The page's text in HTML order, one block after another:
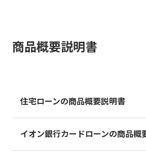
商品概要説明書
住宅ローンの商品概要説明書
イオン銀行カードローンの商品概